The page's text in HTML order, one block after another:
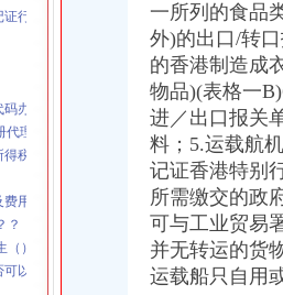
办理刻章营业执照正副本变更】价格
代理|工商注册代办】-重庆赶集网
税年度汇算清缴吗-实务综合-学会
用
【聊城吧】_百度贴吧
（）时,应当办理注销税务登记。
以领购发票？_资料网
一所列的食品
外)的出口/转
的香港制造成
物品)(表格一
进／出口报关
料；5.运载航
记证香港特别
所需缴交的政
可与工业贸易
并无转运的货
运载船只自用